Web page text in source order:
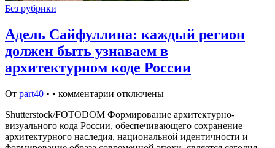
Без рубрики
Адель Сайфуллина: каждый регион
должен быть узнаваем в
архитектурном коде России
От part40 • • комментарии отключены
Shutterstock/FOTODOM Формирование архитектурно-
визуального кода России, обеспечивающего сохранение
архитектурного наследия, национальной идентичности и